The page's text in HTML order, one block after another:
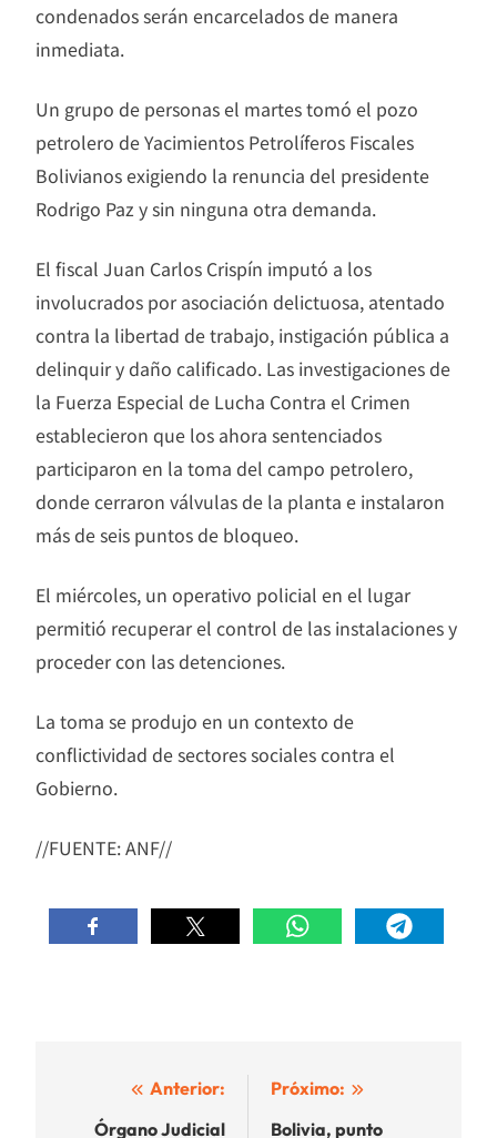
condenados serán encarcelados de manera
inmediata.
Un grupo de personas el martes tomó el pozo
petrolero de Yacimientos Petrolíferos Fiscales
Bolivianos exigiendo la renuncia del presidente
Rodrigo Paz y sin ninguna otra demanda.
El fiscal Juan Carlos Crispín imputó a los
involucrados por asociación delictuosa, atentado
contra la libertad de trabajo, instigación pública a
delinquir y daño calificado. Las investigaciones de
la Fuerza Especial de Lucha Contra el Crimen
establecieron que los ahora sentenciados
participaron en la toma del campo petrolero,
donde cerraron válvulas de la planta e instalaron
más de seis puntos de bloqueo.
El miércoles, un operativo policial en el lugar
permitió recuperar el control de las instalaciones y
proceder con las detenciones.
La toma se produjo en un contexto de
conflictividad de sectores sociales contra el
Gobierno.
//FUENTE: ANF//
Navegación
Anterior:
Órgano Judicial
Próximo:
Bolivia, punto